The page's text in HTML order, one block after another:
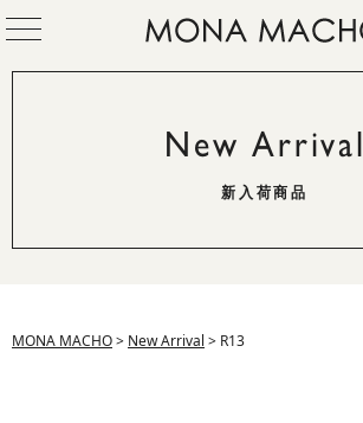
New Arrival
新入荷商品
MONA MACHO> New Arrival > R13